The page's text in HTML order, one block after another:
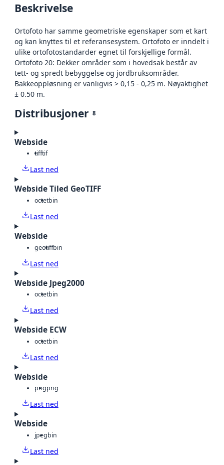
Beskrivelse
Ortofoto har samme geometriske egenskaper som et kart
og kan knyttes til et referansesystem. Ortofoto er inndelt i
ulike ortofotostandarder egnet til forskjellige formål.
Ortofoto 20: Dekker områder som i hovedsak består av
tett- og spredt bebyggelse og jordbruksområder.
Bakkeoppløsning er vanligvis > 0,15 - 0,25 m. Nøyaktighet
± 0.50 m.
Distribusjoner 8
Webside
tifftif
Last ned
Webside Tiled GeoTIFF
octetbin
Last ned
Webside
geotiffbin
Last ned
Webside Jpeg2000
octetbin
Last ned
Webside ECW
octetbin
Last ned
Webside
pngpng
Last ned
Webside
jpegbin
Last ned